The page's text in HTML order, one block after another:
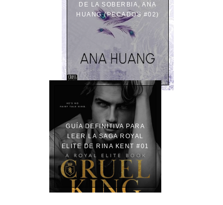
DE LA SOBERBIA, ANA
HUANG (PECADOS #02)
GUÍA DEFINITIVA PARA
LEER LA SAGA ROYAL
ELITE DE RINA KENT #01